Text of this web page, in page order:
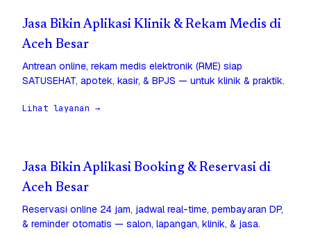
Jasa Bikin Aplikasi Klinik & Rekam Medis di
Aceh Besar
Antrean online, rekam medis elektronik (RME) siap
SATUSEHAT, apotek, kasir, & BPJS — untuk klinik & praktik.
Lihat layanan →
Jasa Bikin Aplikasi Booking & Reservasi di
Aceh Besar
Reservasi online 24 jam, jadwal real-time, pembayaran DP,
& reminder otomatis — salon, lapangan, klinik, & jasa.